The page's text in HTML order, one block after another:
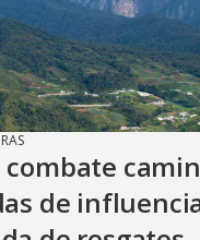
combate
de